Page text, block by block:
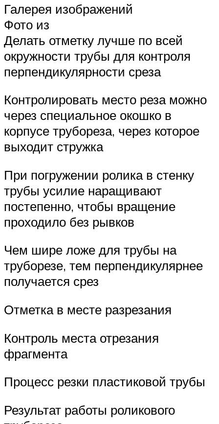
Галерея изображений
Фото из
Делать отметку лучше по всей
окружности трубы для контроля
перпендикулярности среза
Контролировать место реза можно
через специальное окошко в
корпусе трубореза, через которое
выходит стружка
При погружении ролика в стенку
трубы усилие наращивают
постепенно, чтобы вращение
проходило без рывков
Чем шире ложе для трубы на
труборезе, тем перпендикулярнее
получается срез
Отметка в месте разрезания
Контроль места отрезания
фрагмента
Процесс резки пластиковой трубы
Результат работы роликового